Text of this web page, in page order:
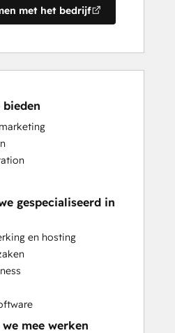
met het bedrijf
Services
gespecialiseerd in
en hosting
mee werken